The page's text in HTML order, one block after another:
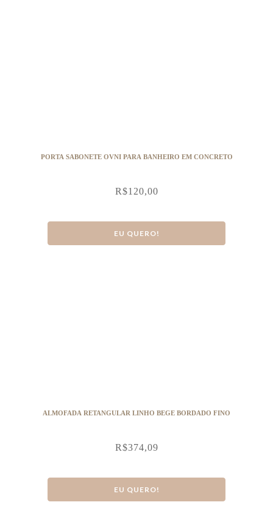
PORTA SABONETE OVNI PARA BANHEIRO EM CONCRETO
R$120,00
EU QUERO!
ALMOFADA RETANGULAR LINHO BEGE BORDADO FINO
R$374,09
EU QUERO!